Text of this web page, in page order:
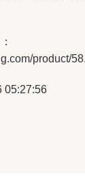
product/
05:27:56